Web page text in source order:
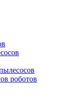
роботов